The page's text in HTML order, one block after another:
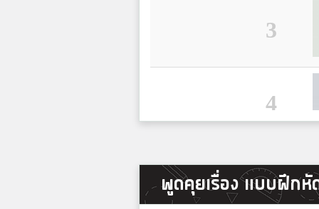
3
4
5
พูดคุยเรื่อง แบบฝึกหั